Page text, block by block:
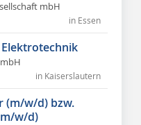
mbH
in Essen
in Kaiserslautern
(m/w/d) bzw.
w/d)